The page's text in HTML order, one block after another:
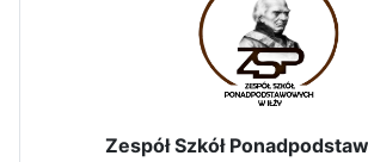
Zawody Sportowo – Obronne
Zespół Szkół